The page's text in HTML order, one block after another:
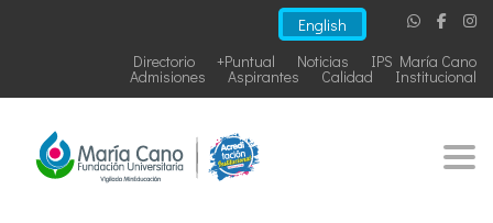
English
IPS María Cano
Noticias
+Puntual
Directorio
Institucional
Calidad
Aspirantes
Admisiones